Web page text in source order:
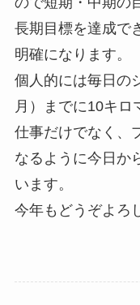
長期目標を達成で
明確になります。
個人的には毎日の
月）までに10キロ
仕事だけでなく、
なるように今日か
います。
今年もどうぞよろ